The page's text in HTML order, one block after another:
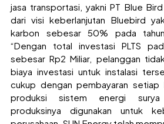
jasa transportasi, yakni PT Blue
dari visi keberlanjutan Bluebird
karbon sebesar 50% pada
“Dengan total investasi PLTS
sebesar Rp2 Miliar, pelanggan
biaya investasi untuk instalasi
cukup dengan pembayaran setiap
produksi sistem energi surya
produksinya digunakan untuk